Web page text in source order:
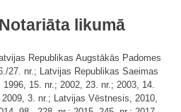
likumā
Republikas Augstākās Padomes
27. nr.; Latvijas Republikas Saeimas
15. nr.; 2002, 23. nr.; 2003, 14.
3. nr.; Latvijas Vēstnesis, 2010,